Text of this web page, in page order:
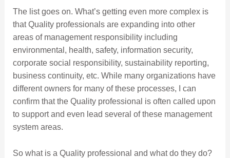
The list goes on. What’s getting even more complex is
that Quality professionals are expanding into other
areas of management responsibility including
environmental, health, safety, information security,
corporate social responsibility, sustainability reporting,
business continuity, etc. While many organizations have
different owners for many of these processes, I can
confirm that the Quality professional is often called upon
to support and even lead several of these management
system areas.
So what is a Quality professional and what do they do?